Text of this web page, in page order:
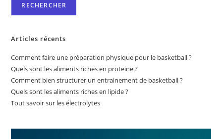
RECHERCHER
Articles récents
Comment faire une préparation physique pour le basketball ?
Quels sont les aliments riches en proteine ?
Comment bien structurer un entrainement de basketball ?
Quels sont les aliments riches en lipide ?
Tout savoir sur les électrolytes